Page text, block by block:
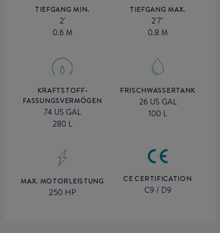
TIEFGANG MIN.
2'
0.6 M
TIEFGANG MAX.
2'7''
0.8 M
KRAFTSTOFF-
FASSUNGSVERMÖGEN
74 US GAL
280 L
FRISCHWASSERTANK
26 US GAL
100 L
MAX. MOTORLEISTUNG
250 HP
CE CERTIFICATION
C9 / D9